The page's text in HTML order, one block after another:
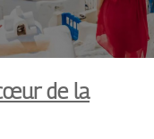
de la